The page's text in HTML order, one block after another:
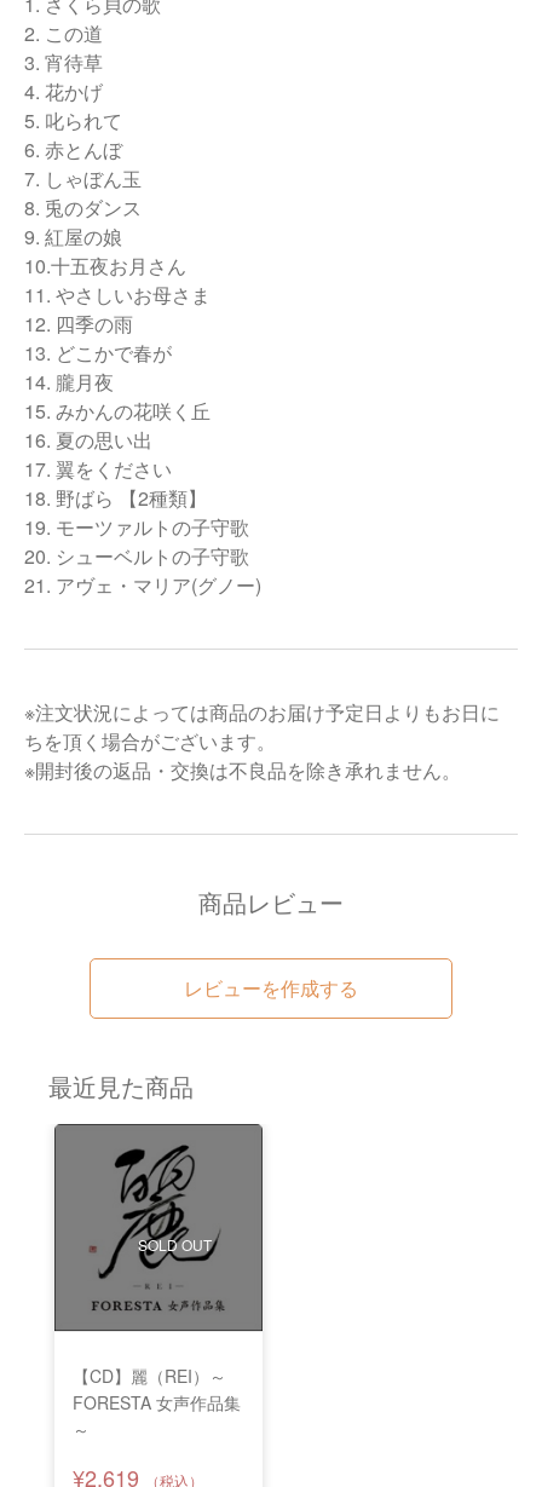
2. この道
3. 宵待草
4. 花かげ
5. 叱られて
6. 赤とんぼ
7. しゃぼん玉
8. 兎のダンス
9. 紅屋の娘
10.十五夜お月さん
11. やさしいお母さま
12. 四季の雨
13. どこかで春が
14. 朧月夜
15. みかんの花咲く丘
16. 夏の思い出
17. 翼をください
18. 野ばら 【2種類】
19. モーツァルトの子守歌
20. シューベルトの子守歌
21. アヴェ・マリア(グノー)
※注文状況によっては商品のお届け予定日よりもお日に
ちを頂く場合がございます。
※開封後の返品・交換は不良品を除き承れません。
商品レビュー
レビューを作成する
最近見た商品
SOLD OUT
【CD】麗（REI）～
FORESTA 女声作品集
～
¥2,619